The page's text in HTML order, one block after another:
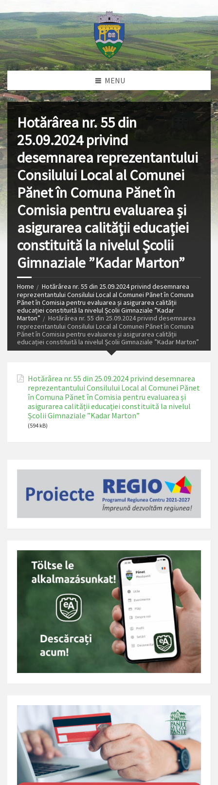
MENU
Hotărârea nr. 55 din
25.09.2024 privind
desemnarea reprezentantului
Consilului Local al Comunei
Pănet în Comuna Pănet în
Comisia pentru evaluarea și
asigurarea calității educației
constituită la nivelul Școlii
Gimnaziale ”Kadar Marton”
Home
Hotărârea nr. 55 din 25.09.2024 privind desemnarea
reprezentantului Consilului Local al Comunei Pănet în Comuna
Pănet în Comisia pentru evaluarea și asigurarea calității
educației constituită la nivelul Școlii Gimnaziale ”Kadar
Marton”
Hotărârea nr. 55 din 25.09.2024 privind desemnarea
reprezentantului Consilului Local al Comunei Pănet în Comuna
Pănet în Comisia pentru evaluarea și asigurarea calității
educației constituită la nivelul Școlii Gimnaziale ”Kadar Marton”
Hotărârea nr. 55 din 25.09.2024 privind desemnarea
reprezentantului Consilului Local al Comunei Pănet
în Comuna Pănet în Comisia pentru evaluarea și
asigurarea calității educației constituită la nivelul
Școlii Gimnaziale ”Kadar Marton”
(594 kB)